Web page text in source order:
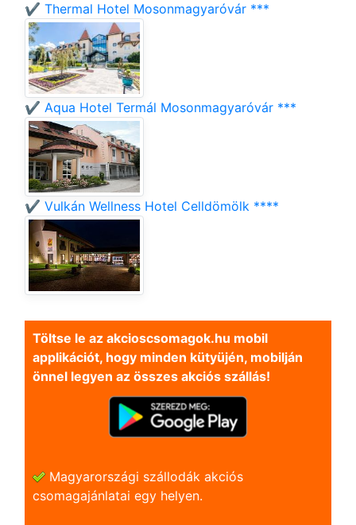
✔️ Thermal Hotel Mosonmagyaróvár ***
✔️ Aqua Hotel Termál Mosonmagyaróvár ***
✔️ Vulkán Wellness Hotel Celldömölk ****
Töltse le az akcioscsomagok.hu mobil
applikációt, hogy minden kütyüjén, mobilján
önnel legyen az összes akciós szállás!
Magyarországi szállodák akciós
csomagajánlatai egy helyen.